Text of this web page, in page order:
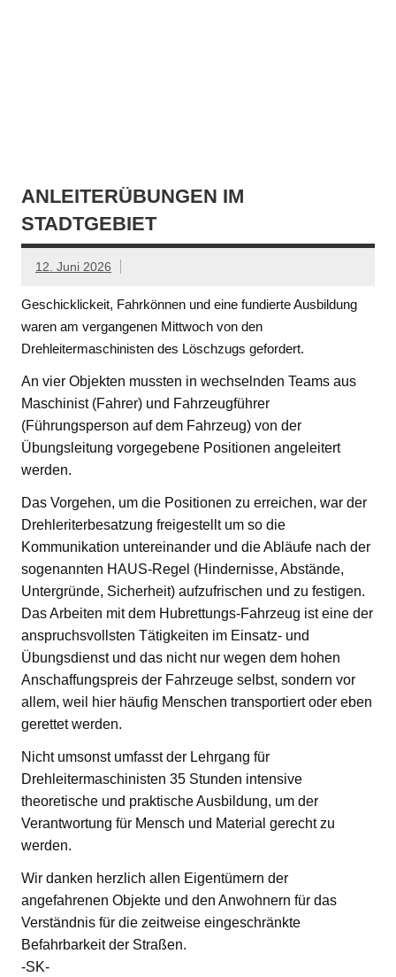
ANLEITERÜBUNGEN IM
STADTGEBIET
12. Juni 2026
Geschicklickeit, Fahrkönnen und eine fundierte Ausbildung
waren am vergangenen Mittwoch von den
Drehleitermaschinisten des Löschzugs gefordert.
An vier Objekten mussten in wechselnden Teams aus
Maschinist (Fahrer) und Fahrzeugführer
(Führungsperson auf dem Fahrzeug) von der
Übungsleitung vorgegebene Positionen angeleitert
werden.
Das Vorgehen, um die Positionen zu erreichen, war der
Drehleriterbesatzung freigestellt um so die
Kommunikation untereinander und die Abläufe nach der
sogenannten HAUS-Regel (Hindernisse, Abstände,
Untergründe, Sicherheit) aufzufrischen und zu festigen.
Das Arbeiten mit dem Hubrettungs-Fahrzeug ist eine der
anspruchsvollsten Tätigkeiten im Einsatz- und
Übungsdienst und das nicht nur wegen dem hohen
Anschaffungspreis der Fahrzeuge selbst, sondern vor
allem, weil hier häufig Menschen transportiert oder eben
gerettet werden.
Nicht umsonst umfasst der Lehrgang für
Drehleitermaschinisten 35 Stunden intensive
theoretische und praktische Ausbildung, um der
Verantwortung für Mensch und Material gerecht zu
werden.
Wir danken herzlich allen Eigentümern der
angefahrenen Objekte und den Anwohnern für das
Verständnis für die zeitweise eingeschränkte
Befahrbarkeit der Straßen.
-SK-